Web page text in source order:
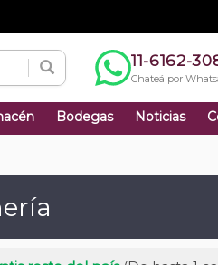
11-6162-
Chateá por
Bodegas Noticias